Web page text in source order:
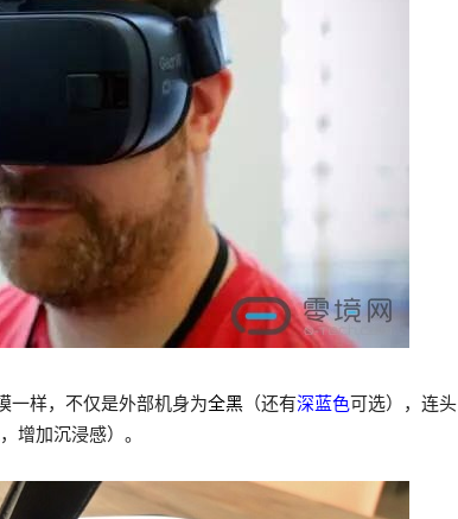
一样，不仅是外部机身为全黑 （还有深蓝色可选），连头
增加沉浸感）。